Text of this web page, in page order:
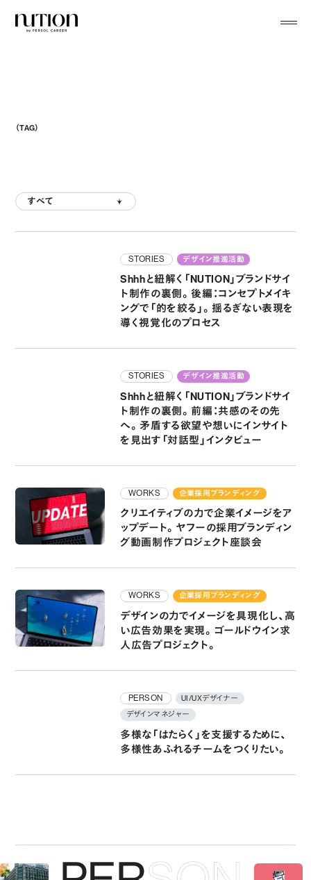
（TAG）
すべて
STORIES デザイン推進活動
Shhhと紐解く「NUTION」ブランドサイ
ト制作の裏側。後編：コンセプトメイキ
ングで「的を絞る」。揺るぎない表現を
導く視覚化のプロセス
STORIES デザイン推進活動
Shhhと紐解く「NUTION」ブランドサイ
ト制作の裏側。前編：共感のその先
へ。矛盾する欲望や想いにインサイト
を見出す「対話型」インタビュー
WORKS 企業採用ブランディング
クリエイティブの力で企業イメージをア
ップデート。ヤフーの採用ブランディン
グ動画制作プロジェクト座談会
WORKS 企業採用ブランディング
デザインの力でイメージを具現化し、高
い広告効果を実現。ゴールドウイン求
人広告プロジェクト。
PERSON
UI/UXデザイナー
デザインマネジャー
多様な「はたらく」を支援するために、
多様性あふれるチームをつくりたい。